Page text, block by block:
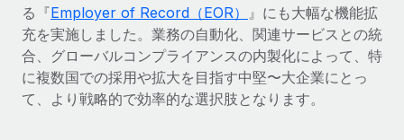
る『Employer of Record（EOR）
』にも大幅な機能拡
充を実施しました。業務の自動化、関連サービスとの統
合、グローバルコンプライアンスの内製化によって、特
に複数国での採用や拡大を目指す中堅〜大企業にとっ
て、より戦略的で効率的な選択肢となります。